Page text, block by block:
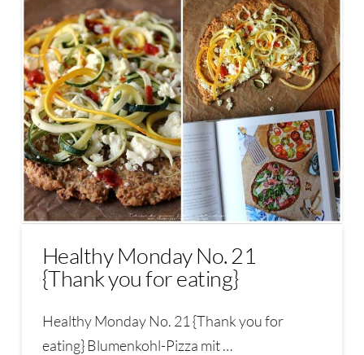
Healthy Monday No. 21
{Thank you for eating}
Healthy Monday No. 21 {Thank you for
eating} Blumenkohl-Pizza mit …